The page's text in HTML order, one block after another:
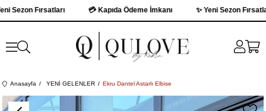
Fırsatları 💳 Kapıda Ödeme İmkanı ✨ Yeni Sezon Fırsatları
Anasayfa YENİ GELENLER Ekru Dantel Astarlı Elbise